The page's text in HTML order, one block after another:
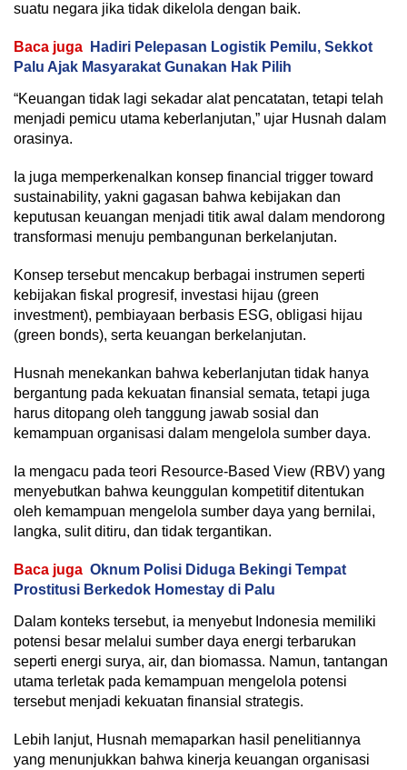
suatu negara jika tidak dikelola dengan baik.
Baca juga
Hadiri Pelepasan Logistik Pemilu, Sekkot
Palu Ajak Masyarakat Gunakan Hak Pilih
“Keuangan tidak lagi sekadar alat pencatatan, tetapi telah
menjadi pemicu utama keberlanjutan,” ujar Husnah dalam
orasinya.
Ia juga memperkenalkan konsep financial trigger toward
sustainability, yakni gagasan bahwa kebijakan dan
keputusan keuangan menjadi titik awal dalam mendorong
transformasi menuju pembangunan berkelanjutan.
Konsep tersebut mencakup berbagai instrumen seperti
kebijakan fiskal progresif, investasi hijau (green
investment), pembiayaan berbasis ESG, obligasi hijau
(green bonds), serta keuangan berkelanjutan.
Husnah menekankan bahwa keberlanjutan tidak hanya
bergantung pada kekuatan finansial semata, tetapi juga
harus ditopang oleh tanggung jawab sosial dan
kemampuan organisasi dalam mengelola sumber daya.
Ia mengacu pada teori Resource-Based View (RBV) yang
menyebutkan bahwa keunggulan kompetitif ditentukan
oleh kemampuan mengelola sumber daya yang bernilai,
langka, sulit ditiru, dan tidak tergantikan.
Baca juga Oknum Polisi Diduga Bekingi Tempat
Prostitusi Berkedok Homestay di Palu
Dalam konteks tersebut, ia menyebut Indonesia memiliki
potensi besar melalui sumber daya energi terbarukan
seperti energi surya, air, dan biomassa. Namun, tantangan
utama terletak pada kemampuan mengelola potensi
tersebut menjadi kekuatan finansial strategis.
Lebih lanjut, Husnah memaparkan hasil penelitiannya
yang menunjukkan bahwa kinerja keuangan organisasi